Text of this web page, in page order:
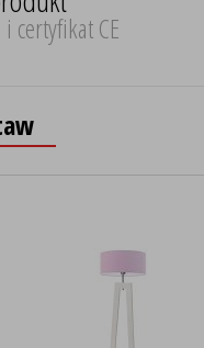
certyfikat CE